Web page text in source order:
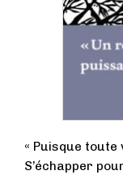
« Puisque
S’échapper